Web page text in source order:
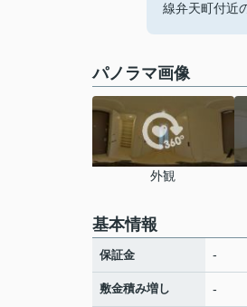
線弁天町付近
パノラマ画像
外観
基本情報
保証金 -
敷金積み増し -